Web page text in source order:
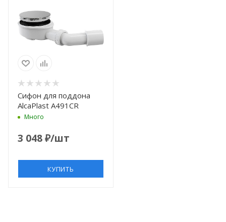
Сифон для поддона
AlcaPlast A491CR
Много
3 048₽/шт
КУПИТЬ